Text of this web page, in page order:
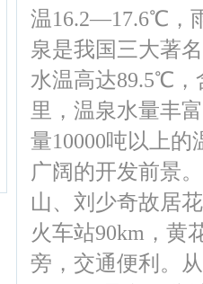
温16.2―17.6℃，
泉是我国三大著
水温高达89.5℃，
里，温泉水量丰
量10000吨以上
广阔的开发前景
山、刘少奇故居
火车站90km，黄
旁，交通便利。